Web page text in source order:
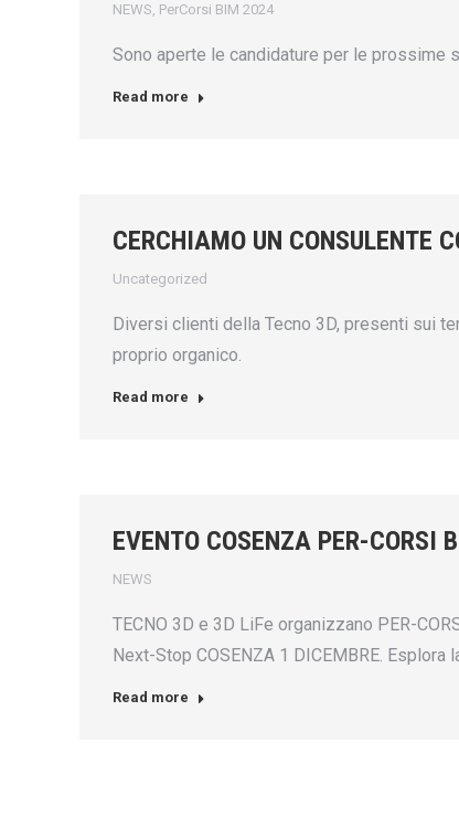
NEWS, PerCorsi BIM 2024
Sono aperte le candidature per le prossime
Read more
CERCHIAMO UN CONSULENTE
Uncategorized
Diversi clienti della Tecno 3D, presenti sui
proprio organico.
Read more
EVENTO COSENZA PER-CORSI
NEWS
TECNO 3D e 3D LiFe organizzano PER-
Next-Stop COSENZA 1 DICEMBRE.
Read more